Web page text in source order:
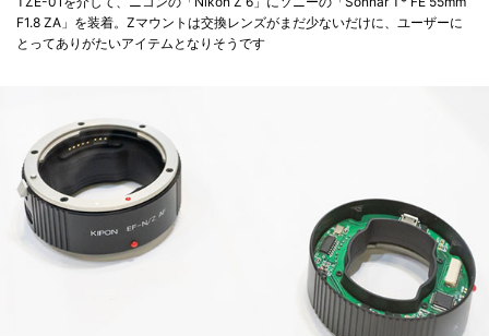
F1.8 ZA」を装着。Zマウントは交換レンズがまだ少ないだけに、ユーザーに
とってありがたいアイテムとなりそうです